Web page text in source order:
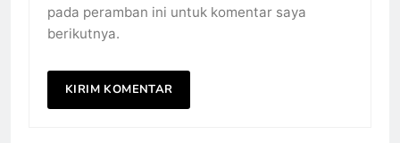
pada peramban ini untuk komentar saya
berikutnya.